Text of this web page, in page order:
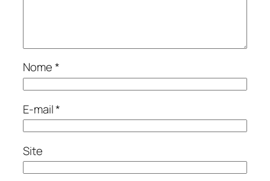
Nome*
E-mail*
Site